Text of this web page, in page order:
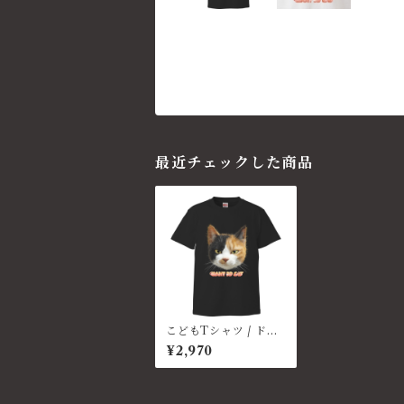
最近チェックした商品
こどもTシャツ / ドヤ
顔（黒）
¥2,970